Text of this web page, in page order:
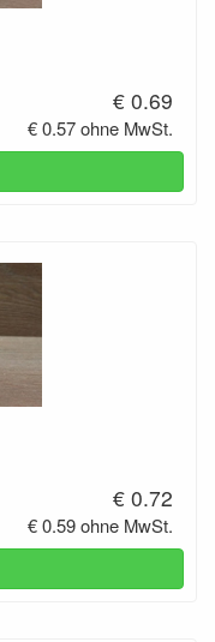
€ 0.69
€ 0.57 ohne MwSt.
€ 0.72
€ 0.59 ohne MwSt.